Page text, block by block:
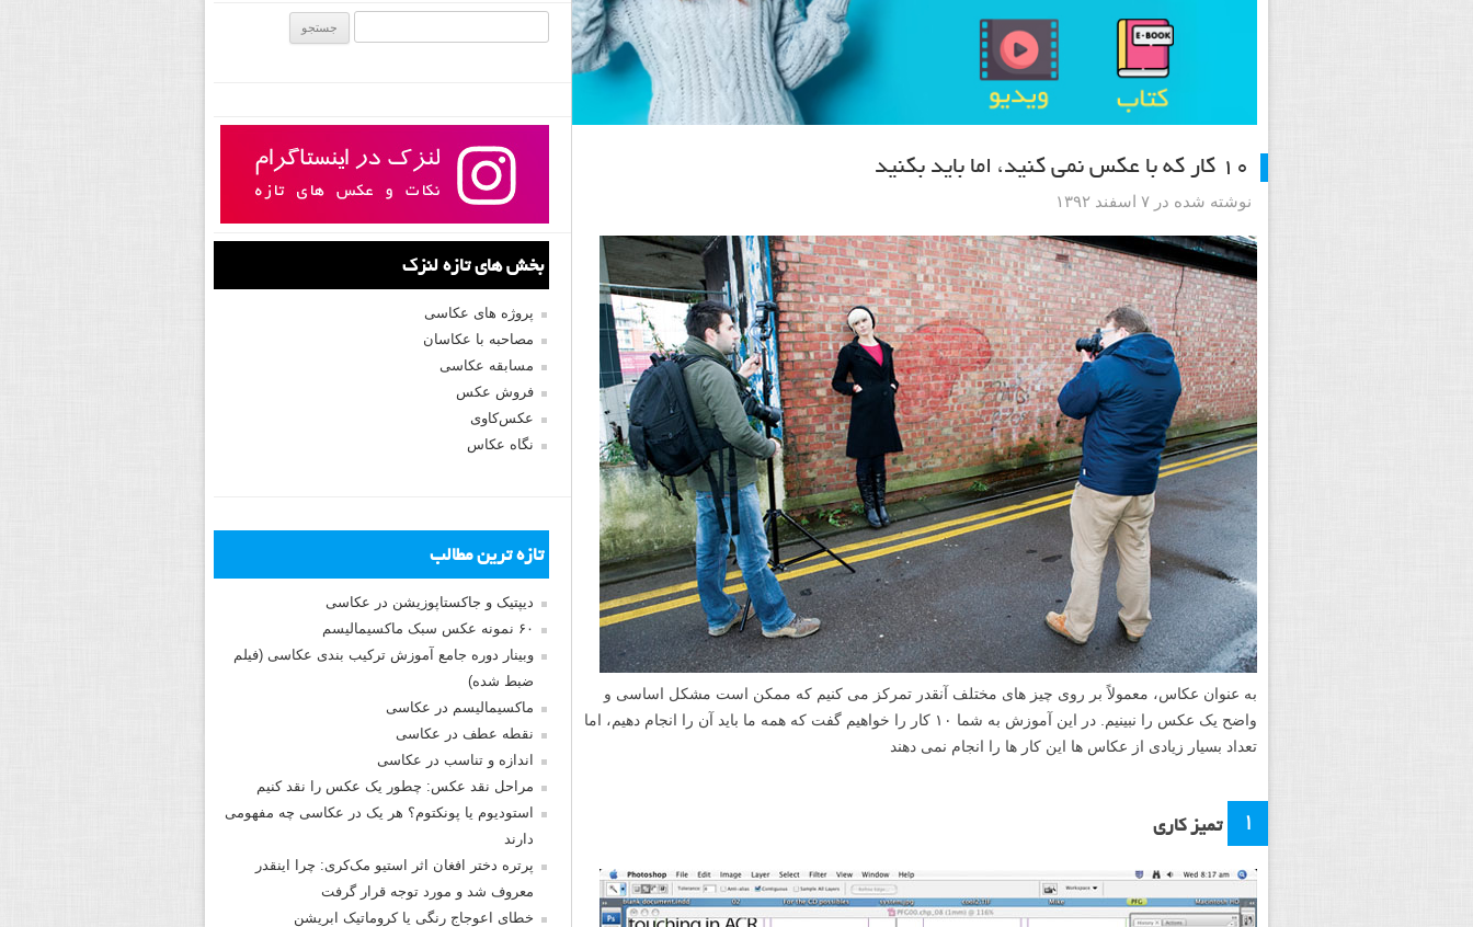
۱۰ کار که با عکس نمی کنید، اما باید بکنید
نوشته شده در ۷ اسفند ۱۳۹۲
به عنوان عکاس، معمولاً بر روی چیز های مختلف آنقدر تمرکز می کنیم که ممکن است مشکل اساسی و
واضح یک عکس را نبینیم. در این آموزش به شما ۱۰ کار را خواهیم گفت که همه ما باید آن را انجام دهیم، اما
تعداد بسیار زیادی از عکاس ها این کار ها را انجام نمی دهند
۱ تمیز کاری
بخش های تازه لنزک
پروژه های عکاسی
مصاحبه با عکاسان
مسابقه عکاسی
فروش عکس
عکس‌کاوی
نگاه عکاس
تازه ترین مطالب
دیپتیک و جاکستا‌پوزیشن در عکاسی
۶۰ نمونه عکس سبک ماکسیمالیسم
وبینار دوره جامع آموزش ترکیب بندی عکاسی (فیلم
ضبط شده)
ماکسیمالیسم در عکاسی
نقطه عطف در عکاسی
اندازه و تناسب در عکاسی
مراحل نقد عکس: چطور یک عکس را نقد کنیم
استودیوم یا پونکتوم؟ هر یک در عکاسی چه مفهومی
دارند
پرتره دختر افغان اثر استیو مک‌کری: چرا اینقدر
معروف شد و مورد توجه قرار گرفت
خطای اعوجاج رنگی یا کروماتیک ابریشن